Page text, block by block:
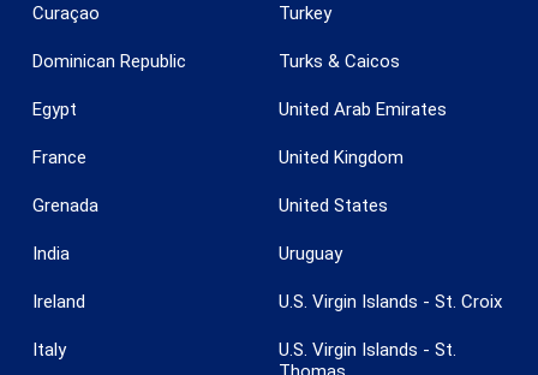
Curaçao
Dominican Republic
Egypt
France
Grenada
India
Ireland
Italy
Turkey
Turks & Caicos
United Arab Emirates
United Kingdom
United States
Uruguay
U.S. Virgin Islands - St. Croix
U.S. Virgin Islands - St.
Aceptar todas